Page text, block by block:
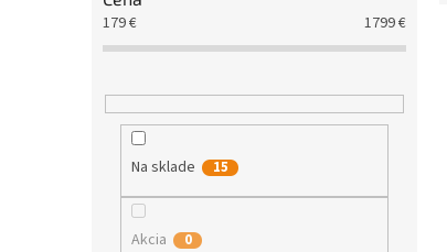
179€ 1799€
Na sklade 15
Akcia 0